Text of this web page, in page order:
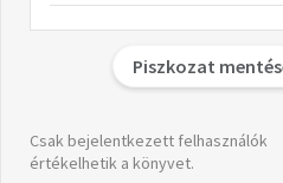
Piszkozat
Csak bejelentkezett felhasználók
értékelhetik a könyvet.